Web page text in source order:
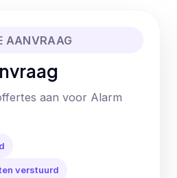
AANVRAAG
aan voor Alarm
verstuurd